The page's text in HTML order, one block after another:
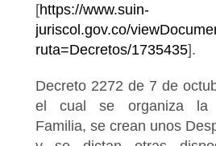
[https://www.suin-
juriscol.gov.co/
ruta=Decretos/1735435].
Decreto 2272 de 7 de
el cual se organiza la
Familia, se crean unos